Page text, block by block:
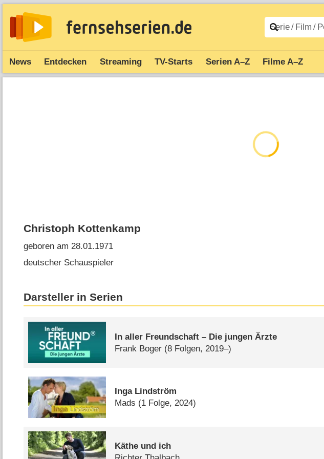
News Entdecken Streaming TV-Starts Serien A–Z Filme A–Z
Christoph Kottenkamp
geboren am 28.01.1971
deutscher Schauspieler
Darsteller in Serien
In aller Freundschaft – Die jungen Ärzte
Frank Boger (8 Folgen, 2019–)
Inga Lindström
Mads (1 Folge, 2024)
Käthe und ich